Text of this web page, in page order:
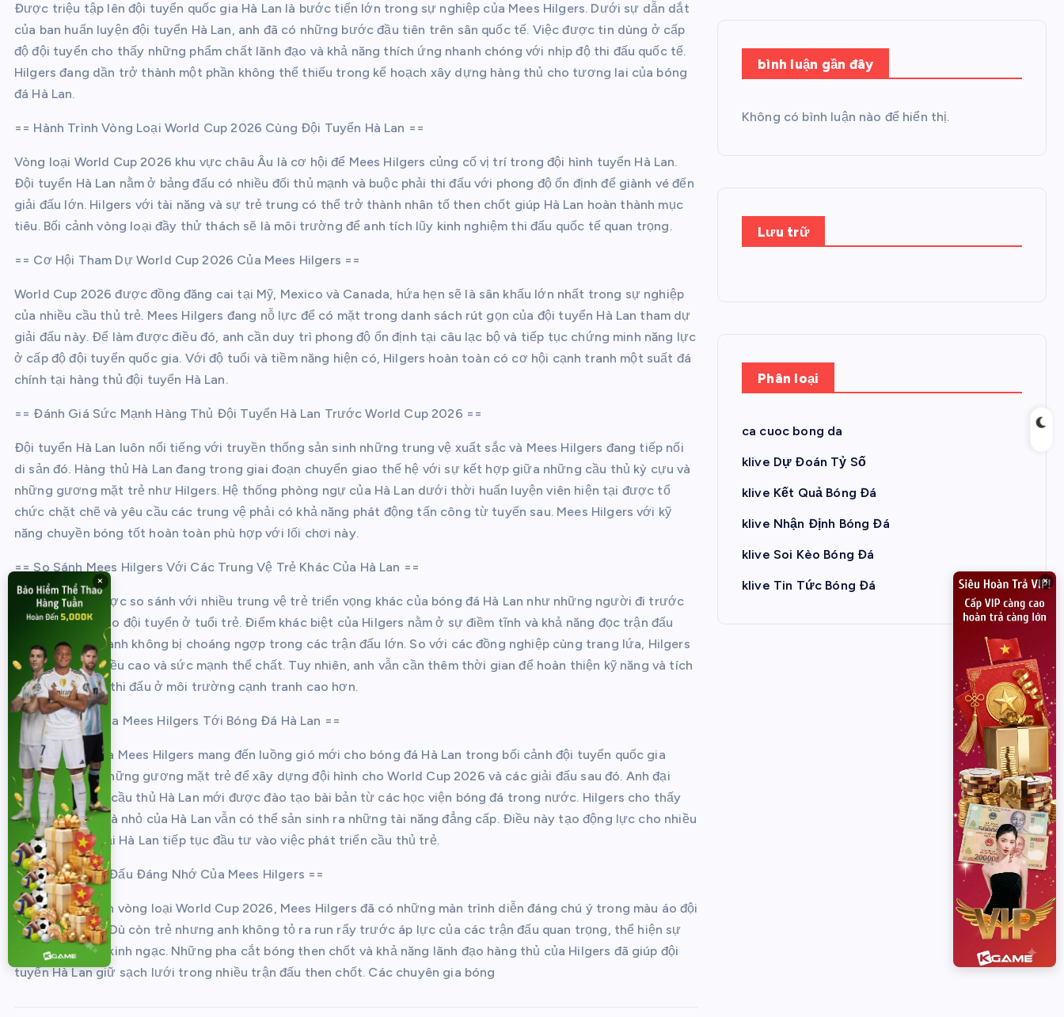
Được triệu tập lên đội tuyển quốc gia Hà Lan là bước tiến lớn trong sự nghiệp của Mees Hilgers. Dưới sự dẫn dắt
của ban huấn luyện đội tuyển Hà Lan, anh đã có những bước đầu tiên trên sân quốc tế. Việc được tin dùng ở cấp
độ đội tuyển cho thấy những phẩm chất lãnh đạo và khả năng thích ứng nhanh chóng với nhịp độ thi đấu quốc tế.
Hilgers đang dần trở thành một phần không thể thiếu trong kế hoạch xây dựng hàng thủ cho tương lai của bóng
đá Hà Lan.
== Hành Trình Vòng Loại World Cup 2026 Cùng Đội Tuyển Hà Lan ==
Vòng loại World Cup 2026 khu vực châu Âu là cơ hội để Mees Hilgers củng cố vị trí trong đội hình tuyển Hà Lan.
Đội tuyển Hà Lan nằm ở bảng đấu có nhiều đối thủ mạnh và buộc phải thi đấu với phong độ ổn định để giành vé đến
giải đấu lớn. Hilgers với tài năng và sự trẻ trung có thể trở thành nhân tố then chốt giúp Hà Lan hoàn thành mục
tiêu. Bối cảnh vòng loại đầy thử thách sẽ là môi trường để anh tích lũy kinh nghiệm thi đấu quốc tế quan trọng.
== Cơ Hội Tham Dự World Cup 2026 Của Mees Hilgers ==
World Cup 2026 được đồng đăng cai tại Mỹ, Mexico và Canada, hứa hẹn sẽ là sân khấu lớn nhất trong sự nghiệp
của nhiều cầu thủ trẻ. Mees Hilgers đang nỗ lực để có mặt trong danh sách rút gọn của đội tuyển Hà Lan tham dự
giải đấu này. Để làm được điều đó, anh cần duy trì phong độ ổn định tại câu lạc bộ và tiếp tục chứng minh năng lực
ở cấp độ đội tuyển quốc gia. Với độ tuổi và tiềm năng hiện có, Hilgers hoàn toàn có cơ hội cạnh tranh một suất đá
chính tại hàng thủ đội tuyển Hà Lan.
== Đánh Giá Sức Mạnh Hàng Thủ Đội Tuyển Hà Lan Trước World Cup 2026 ==
Đội tuyển Hà Lan luôn nổi tiếng với truyền thống sản sinh những trung vệ xuất sắc và Mees Hilgers đang tiếp nối
di sản đó. Hàng thủ Hà Lan đang trong giai đoạn chuyển giao thế hệ với sự kết hợp giữa những cầu thủ kỳ cựu và
những gương mặt trẻ như Hilgers. Hệ thống phòng ngự của Hà Lan dưới thời huấn luyện viên hiện tại được tổ
chức chặt chẽ và yêu cầu các trung vệ phải có khả năng phát động tấn công từ tuyến sau. Mees Hilgers với kỹ
năng chuyền bóng tốt hoàn toàn phù hợp với lối chơi này.
== So Sánh Mees Hilgers Với Các Trung Vệ Trẻ Khác Của Hà Lan ==
Mees Hilgers được so sánh với nhiều trung vệ trẻ triển vọng khác của bóng đá Hà Lan như những người đi trước
đã từng khoác áo đội tuyển ở tuổi trẻ. Điểm khác biệt của Hilgers nằm ở sự điềm tĩnh và khả năng đọc trận đấu
vượt tuổi, giúp anh không bị choáng ngợp trong các trận đấu lớn. So với các đồng nghiệp cùng trang lứa, Hilgers
có lợi thế về chiều cao và sức mạnh thể chất. Tuy nhiên, anh vẫn cần thêm thời gian để hoàn thiện kỹ năng và tích
lũy kinh nghiệm thi đấu ở môi trường cạnh tranh cao hơn.
== Tác Động Của Mees Hilgers Tới Bóng Đá Hà Lan ==
Sự xuất hiện của Mees Hilgers mang đến luồng gió mới cho bóng đá Hà Lan trong bối cảnh đội tuyển quốc gia
đang tìm kiếm những gương mặt trẻ để xây dựng đội hình cho World Cup 2026 và các giải đấu sau đó. Anh đại
diện cho thế hệ cầu thủ Hà Lan mới được đào tạo bài bản từ các học viện bóng đá trong nước. Hilgers cho thấy
câu lạc bộ vừa và nhỏ của Hà Lan vẫn có thể sản sinh ra những tài năng đẳng cấp. Điều này tạo động lực cho nhiều
câu lạc bộ trẻ tại Hà Lan tiếp tục đầu tư vào việc phát triển cầu thủ trẻ.
== Những Trận Đấu Đáng Nhớ Của Mees Hilgers ==
Trong hành trình vòng loại World Cup 2026, Mees Hilgers đã có những màn trình diễn đáng chú ý trong màu áo đội
tuyển quốc gia. Dù còn trẻ nhưng anh không tỏ ra run rẩy trước áp lực của các trận đấu quan trọng, thể hiện sự
chín chắn đáng kinh ngạc. Những pha cắt bóng then chốt và khả năng lãnh đạo hàng thủ của Hilgers đã giúp đội
tuyển Hà Lan giữ sạch lưới trong nhiều trận đấu then chốt. Các chuyên gia bóng
bình luận gần đây
Không có bình luận nào để hiển thị.
Lưu trữ
Phân loại
ca cuoc bong da
klive Dự Đoán Tỷ Số
klive Kết Quả Bóng Đá
klive Nhận Định Bóng Đá
klive Soi Kèo Bóng Đá
klive Tin Tức Bóng Đá
× ×